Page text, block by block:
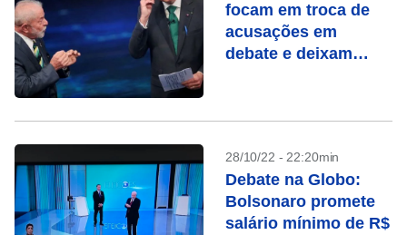
focam em troca de
acusações em
debate e deixam
28/10/22 - 22:20min
Debate na Globo:
Bolsonaro promete
salário mínimo de R$